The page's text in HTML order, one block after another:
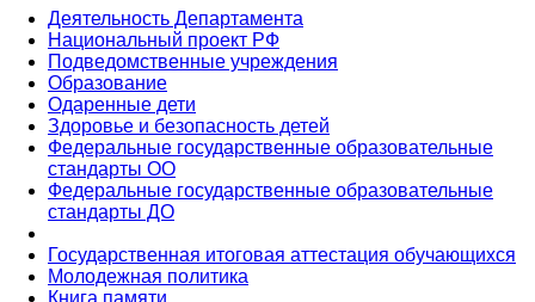
Деятельность Департамента
Национальный проект РФ
Подведомственные учреждения
Образование
Одаренные дети
Здоровье и безопасность детей
Федеральные государственные образовательные
стандарты ОО
Федеральные государственные образовательные
стандарты ДО
Государственная итоговая аттестация обучающихся
Молодежная политика
Книга памяти